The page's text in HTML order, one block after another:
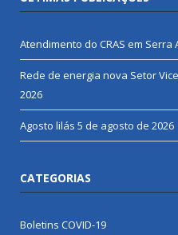
Atendimento do CRAS em Serra
Rede de energia nova Setor
2026
Agosto lilás 5 de agosto de 2026
CATEGORIAS
Boletins COVID-19